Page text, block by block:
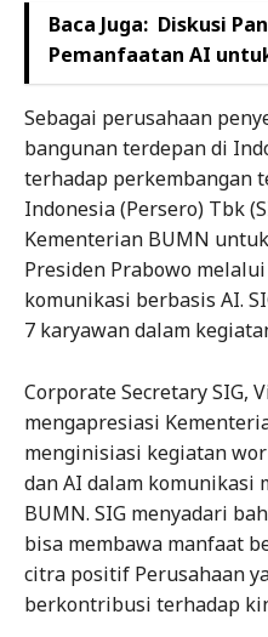
Baca Juga: Diskusi
Pemanfaatan AI
Sebagai perusahaan
bangunan terdepan di
terhadap perkembangan
Indonesia (Persero) Tbk
Kementerian BUMN
Presiden Prabowo
komunikasi berbasis AI.
7 karyawan dalam
Corporate Secretary SIG,
mengapresiasi
menginisiasi kegiatan
dan AI dalam komunikasi
BUMN. SIG menyadari
bisa membawa manfaat
citra positif Perusahaan
berkontribusi terhadap